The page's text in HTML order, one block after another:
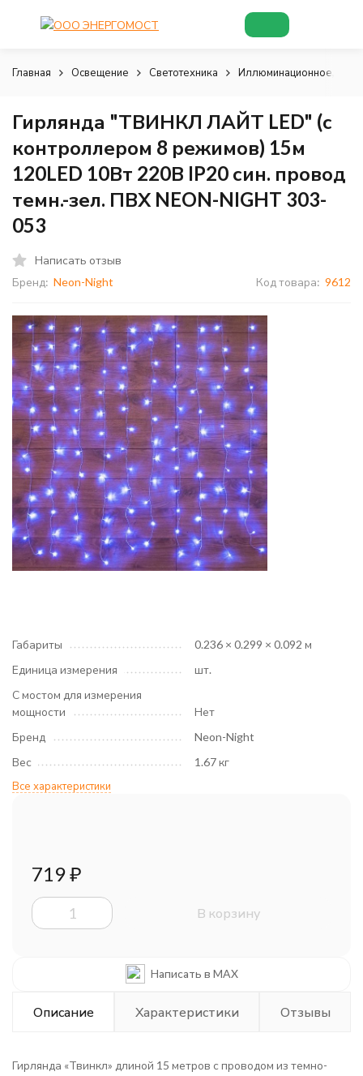
Главная Освещение Светотехника Иллюминационное,
Гирлянда "ТВИНКЛ ЛАЙТ LED" (с
контроллером 8 режимов) 15м
120LED 10Вт 220В IP20 син. провод
темн.-зел. ПВХ NEON-NIGHT 303-
053
Написать отзыв
Бренд: Neon-Night Код товара: 9612
Габариты
0.236 × 0.299 × 0.092 м
Единица измерения
шт.
С мостом для измерения
мощности
Нет
Бренд
Neon-Night
Вес
1.67 кг
Все характеристики
719₽
В корзину
Написать в MAX
Описание Характеристики Отзывы
Гирлянда «Твинкл» длиной 15 метров с проводом из темно-